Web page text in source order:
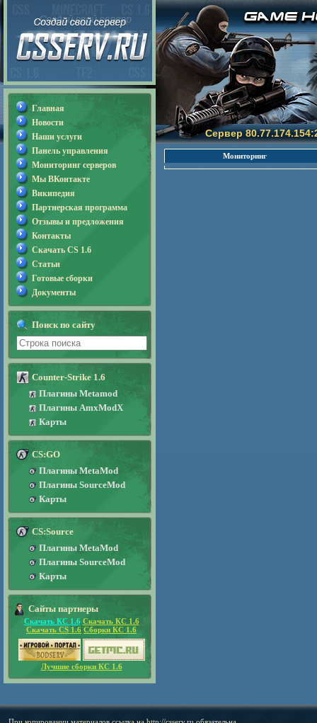
Сервер
Мониторинг
Главная
Новости
Наши услуги
Панель управления
Мониторинг серверов
Мы ВКонтакте
Википедия
Партнерская программа
Отзывы и предложения
Контакты
Скачать CS 1.6
Статьи
Готовые сборки
Документы
Поиск по сайту
Counter-Strike 1.6
Плагины Metamod
Плагины AmxModX
Карты
CS:GO
Плагины MetaMod
Плагины SourceMod
Карты
CS:Source
Плагины MetaMod
Плагины SourceMod
Карты
Сайты партнеры
Скачать КС 1.6 Скачать КС 1.6
Скачать CS 1.6 Сборки КС 1.6
Лучшие сборки КС 1.6